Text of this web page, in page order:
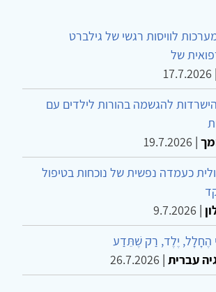
לוויסות רגשי של גילברט
של
|
17.7.2026
להגשמה בהורות לילדים עם
|
19.7.2026
כעמדה נפשית של נוכחות בטיפול
|
9.7.2026
הֶחָלָל, יֶלֶד, רַק שֶׁתֵּדַע
עברית |
26.7.2026